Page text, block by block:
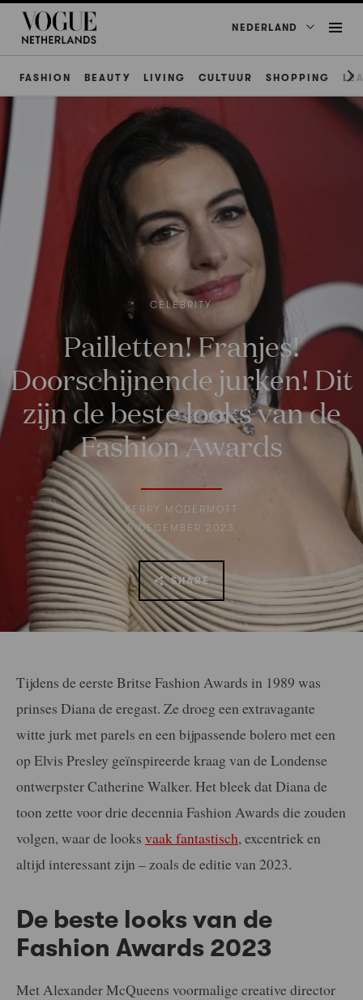
NEDERLAND
FASHION BEAUTY LIVING CULTUUR SHOPPING
CELEBRITY
Pailletten! Franjes!
Doorschijnende jurken! Dit
zijn de beste looks van de
Fashion Awards
KERRY MCDERMOTT
5 DECEMBER 2023
SHARE
Tijdens de eerste Britse Fashion Awards in 1989 was
prinses Diana de eregast. Ze droeg een extravagante
witte jurk met parels en een bijpassende bolero met een
op Elvis Presley geïnspireerde kraag van de Londense
ontwerpster Catherine Walker. Het bleek dat Diana de
toon zette voor drie decennia Fashion Awards die zouden
volgen, waar de looks vaak fantastisch, excentriek en
altijd interessant zijn – zoals de editie van 2023.
De beste looks van de
Fashion Awards 2023
Met Alexander McQueens voormalige creative director